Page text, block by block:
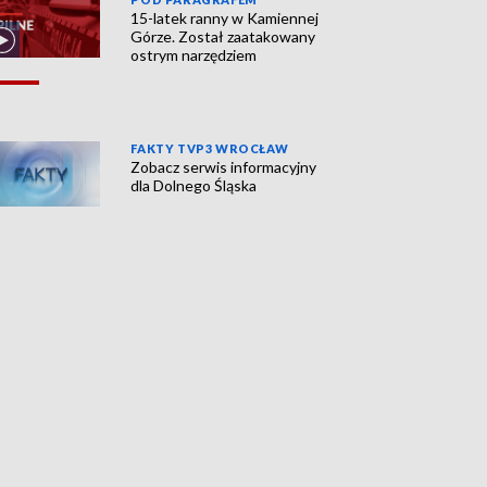
15-latek ranny w Kamiennej
Górze. Został zaatakowany
ostrym narzędziem
FAKTY TVP3 WROCŁAW
Zobacz serwis informacyjny
dla Dolnego Śląska